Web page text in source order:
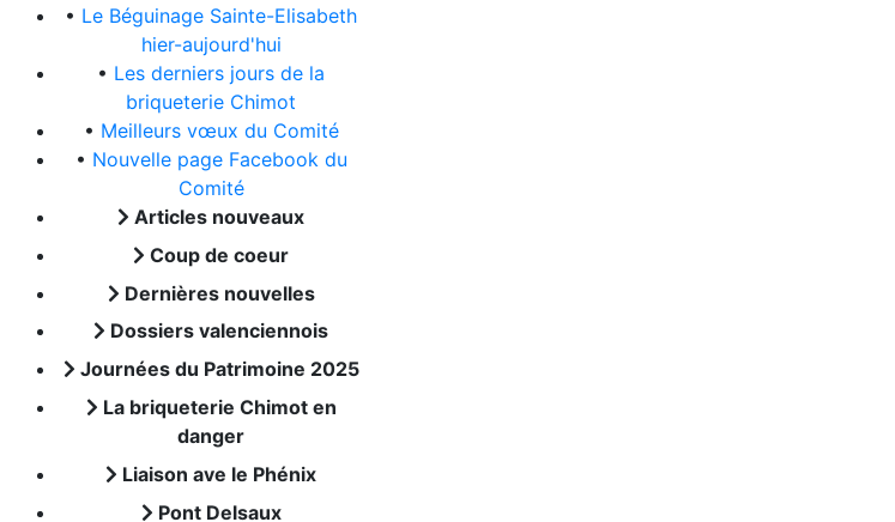
• Le Béguinage Sainte-Elisabeth
hier-aujourd'hui
• Les derniers jours de la
briqueterie Chimot
• Meilleurs vœux du Comité
• Nouvelle page Facebook du
Comité
Articles nouveaux
Coup de coeur
Dernières nouvelles
Dossiers valenciennois
Journées du Patrimoine 2025
La briqueterie Chimot en
danger
Liaison ave le Phénix
Pont Delsaux